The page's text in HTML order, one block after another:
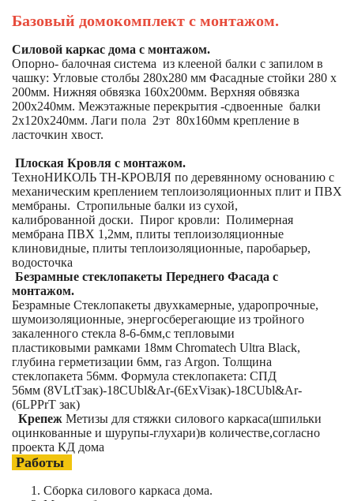
Базовый домокомплект с монтажом.
Силовой каркас дома с монтажом.
Опорно- балочная система из клееной балки с запилом в
чашку: Угловые столбы 280х280 мм Фасадные стойки 280 х
200мм. Нижняя обвязка 160х200мм. Верхняя обвязка
200х240мм. Межэтажные перекрытия -сдвоенные балки
2х120х240мм. Лаги пола 2эт 80х160мм крепление в
ласточкин хвост.
Плоская Кровля с монтажом.
ТехноНИКОЛЬ ТН-КРОВЛЯ по деревянному основанию с
механическим креплением теплоизоляционных плит и ПВХ
мембраны. Стропильные балки из сухой,
калиброванной доски. Пирог кровли: Полимерная
мембрана ПВХ 1,2мм, плиты теплоизоляционные
клиновидные, плиты теплоизоляционные, паробарьер,
водосточка
Безрамные стеклопакеты Переднего Фасада с
монтажом.
Безрамные Стеклопакеты двухкамерные, ударопрочные,
шумоизоляционные, энергосберегающие из тройного
закаленного стекла 8-6-6мм,с тепловыми
пластиковыми рамками 18мм Chromatech Ultra Black,
глубина герметизации 6мм, газ Argon. Толщина
стеклопакета 56мм. Формула стеклопакета: СПД
56мм (8VLtTзак)-18CUbl&Ar-(6ExViзак)-18CUbl&Ar-
(6LPPrT зак)
Крепеж Метизы для стяжки силового каркаса(шпильки
оцинкованные и шурупы-глухари)в количестве,согласно
проекта КД дома
Работы
Сборка силового каркаса дома.